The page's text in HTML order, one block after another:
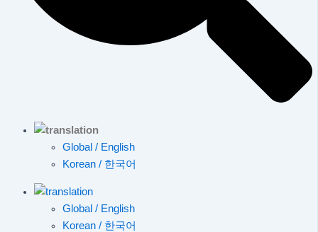
Global / English
Korean / 한국어
Global / English
Korean / 한국어